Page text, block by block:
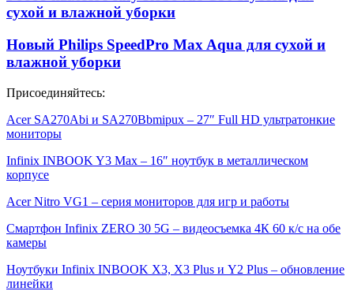
сухой и влажной уборки
Новый Philips SpeedPro Max Aqua для сухой и
влажной уборки
Присоединяйтесь:
Acer SA270Abi и SA270Bbmipux – 27″ Full HD ультратонкие
мониторы
Infinix INBOOK Y3 Max – 16″ ноутбук в металлическом
корпусе
Acer Nitro VG1 – серия мониторов для игр и работы
Смартфон Infinix ZERO 30 5G – видеосъемка 4К 60 к/с на обе
камеры
Ноутбуки Infinix INBOOK X3, X3 Plus и Y2 Plus – обновление
линейки